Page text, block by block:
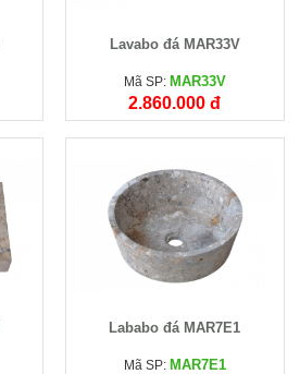
Lavabo đá MAR33V
Mã SP: MAR33V
2.860.000 đ
Lababo đá MAR7E1
Mã SP: MAR7E1